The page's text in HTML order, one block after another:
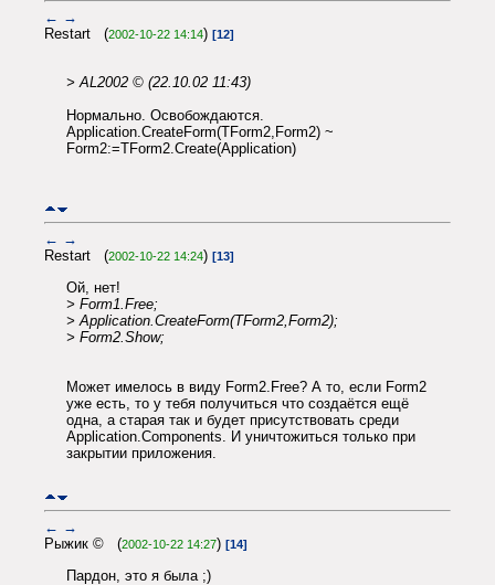
← →
Restart (2002-10-22 14:14) [12]
> AL2002 © (22.10.02 11:43)
Нормально. Освобождаются.
Application.CreateForm(TForm2,Form2) ~
Form2:=TForm2.Create(Application)
← →
Restart (2002-10-22 14:24) [13]
Ой, нет!
> Form1.Free;
> Application.CreateForm(TForm2,Form2);
> Form2.Show;
Может имелось в виду Form2.Free? А то, если Form2
уже есть, то у тебя получиться что создаётся ещё
одна, а старая так и будет присутствовать среди
Application.Components. И уничтожиться только при
закрытии приложения.
← →
Рыжик © (2002-10-22 14:27) [14]
Пардон, это я была ;)